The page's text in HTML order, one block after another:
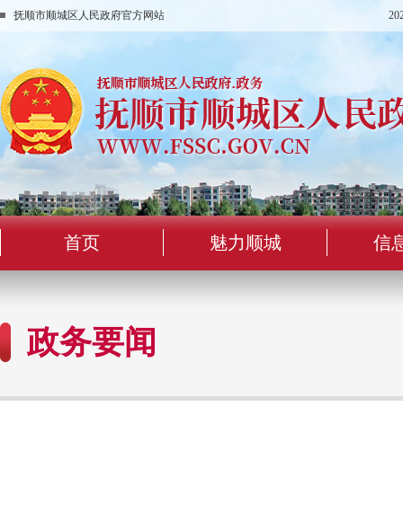
抚顺市顺城区人民政府官方网站
首页 魅力顺城 信
政务要闻